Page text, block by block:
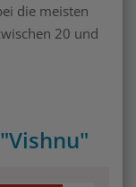
die meisten
20 und